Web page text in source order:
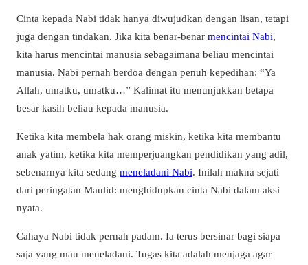
Cinta kepada Nabi tidak hanya diwujudkan dengan lisan, tetapi
juga dengan tindakan. Jika kita benar-benar mencintai Nabi,
kita harus mencintai manusia sebagaimana beliau mencintai
manusia. Nabi pernah berdoa dengan penuh kepedihan: “Ya
Allah, umatku, umatku…” Kalimat itu menunjukkan betapa
besar kasih beliau kepada manusia.
Ketika kita membela hak orang miskin, ketika kita membantu
anak yatim, ketika kita memperjuangkan pendidikan yang adil,
sebenarnya kita sedang meneladani Nabi. Inilah makna sejati
dari peringatan Maulid: menghidupkan cinta Nabi dalam aksi
nyata.
Cahaya Nabi tidak pernah padam. Ia terus bersinar bagi siapa
saja yang mau meneladani. Tugas kita adalah menjaga agar